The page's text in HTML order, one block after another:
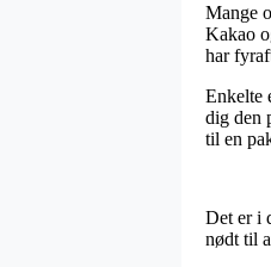
Mange
Kakao
har
Enkelte
dig den
til en
Det er i
nødt til